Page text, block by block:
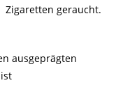
Zigaretten geraucht.
ausgeprägten